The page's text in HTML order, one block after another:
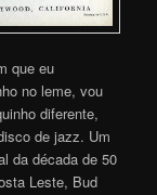
que eu
no leme, vou
diferente,
de jazz. Um
da década de 50
Leste, Bud